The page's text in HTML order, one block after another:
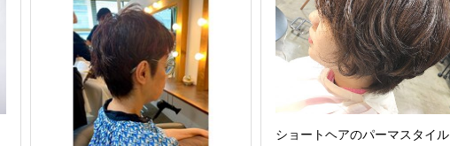
ショートヘアのパーマスタイル